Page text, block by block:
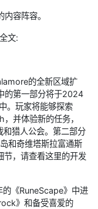
容阵容。
文:
的全新区域扩
的第一部分将于2024
。玩家将能够探索
并体验新的任务，
猎人公会。第二部分
和奇维塔斯拉富通斯
节，请查看这里的开发
的《RuneScape》中进
》和备受喜爱的